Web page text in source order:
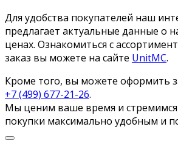
Для удобства покупателей наш
предлагает актуальные данные о
ценах. Ознакомиться с
заказ вы можете на сайте UnitMC.
Кроме того, вы можете оформить
+7 (499) 677-21-26.
Мы ценим ваше время и стремимся
покупки максимально удобным и